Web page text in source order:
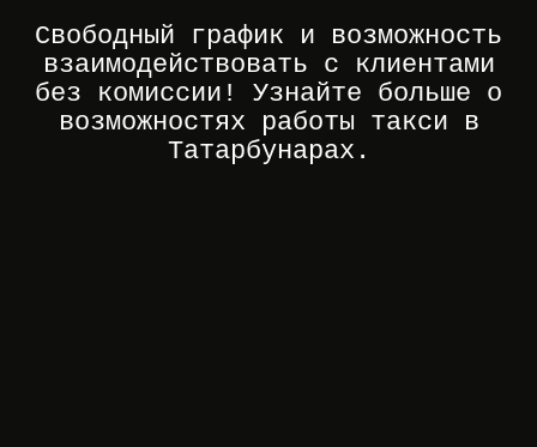
Свободный график и возможность
взаимодействовать с клиентами
без комиссии! Узнайте больше о
возможностях работы такси в
Татарбунарах.